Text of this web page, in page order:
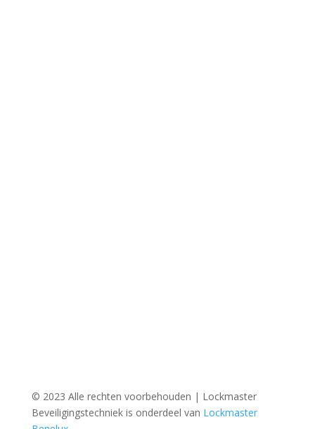
© 2023 Alle rechten voorbehouden | Lockmaster
Beveiligingstechniek is onderdeel van Lockmaster